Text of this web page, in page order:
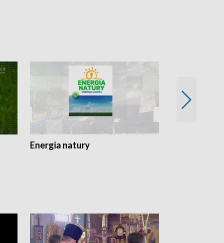
Energia natury